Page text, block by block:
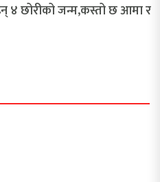
४ छोरीको जन्म,कस्तो छ आमा र